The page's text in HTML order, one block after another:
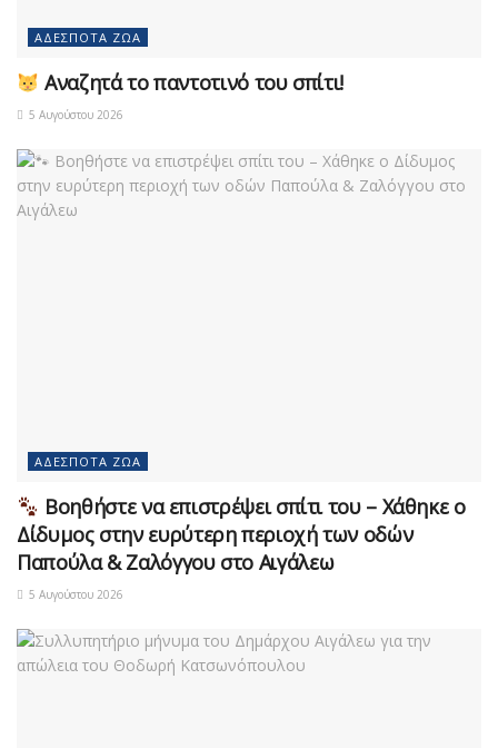
ΑΔΈΣΠΟΤΑ ΖΏΑ
Αναζητά το παντοτινό του σπίτι!
5 Αυγούστου 2026
ΑΔΈΣΠΟΤΑ ΖΏΑ
Βοηθήστε να επιστρέψει σπίτι του – Χάθηκε ο
Δίδυμος στην ευρύτερη περιοχή των οδών
Παπούλα & Ζαλόγγου στο Αιγάλεω
5 Αυγούστου 2026